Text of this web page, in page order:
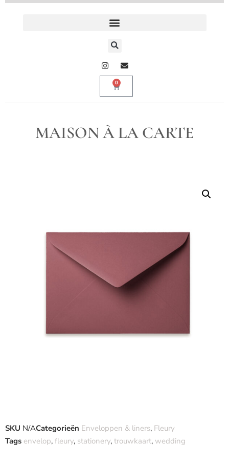
0
MAISON À LA CARTE
SKU N/ACategorieën Enveloppen & liners, Fleury
Tags envelop, fleury, stationery, trouwkaart, wedding